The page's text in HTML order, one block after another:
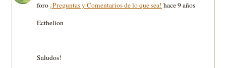
foro ¡Preguntas y Comentarios de lo que sea! hace 9 años
Ecthelion
Saludos!